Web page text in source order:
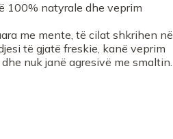
100% natyrale dhe veprim
me mente, të cilat shkrihen në
të gjatë freskie, kanë veprim
nuk janë agresivë me smaltin.